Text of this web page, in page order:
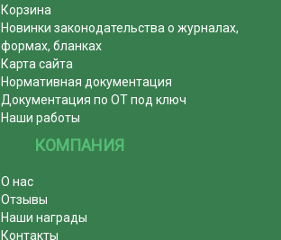
Корзина
Новинки законодательства о журналах,
формах, бланках
Карта сайта
Нормативная документация
Документация по ОТ под ключ
Наши работы
КОМПАНИЯ
О нас
Отзывы
Наши награды
Контакты